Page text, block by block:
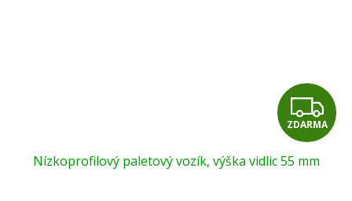
Z
D
ZDARMA
Nízkoprofilový paletový vozík, výška vidlic 55 mm